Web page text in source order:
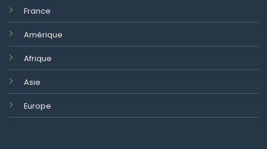
France
Amérique
Afrique
Asie
Europe